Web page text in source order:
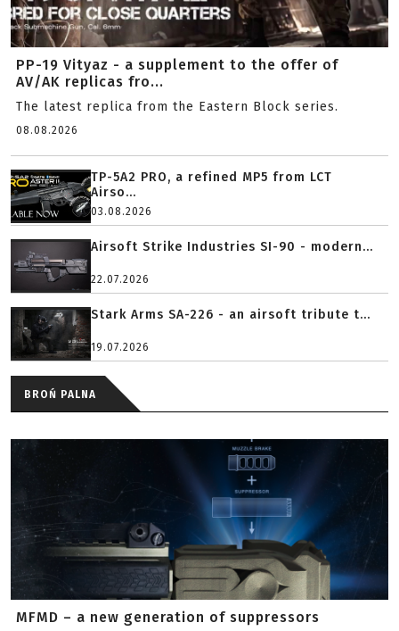
PP-19 Vityaz - a supplement to the offer of
AV/AK replicas fro...
The latest replica from the Eastern Block series.
08.08.2026
TP-5A2 PRO, a refined MP5 from LCT
Airso...
03.08.2026
Airsoft Strike Industries SI-90 - modern...
22.07.2026
Stark Arms SA-226 - an airsoft tribute t...
19.07.2026
BROŃ PALNA
MFMD – a new generation of suppressors